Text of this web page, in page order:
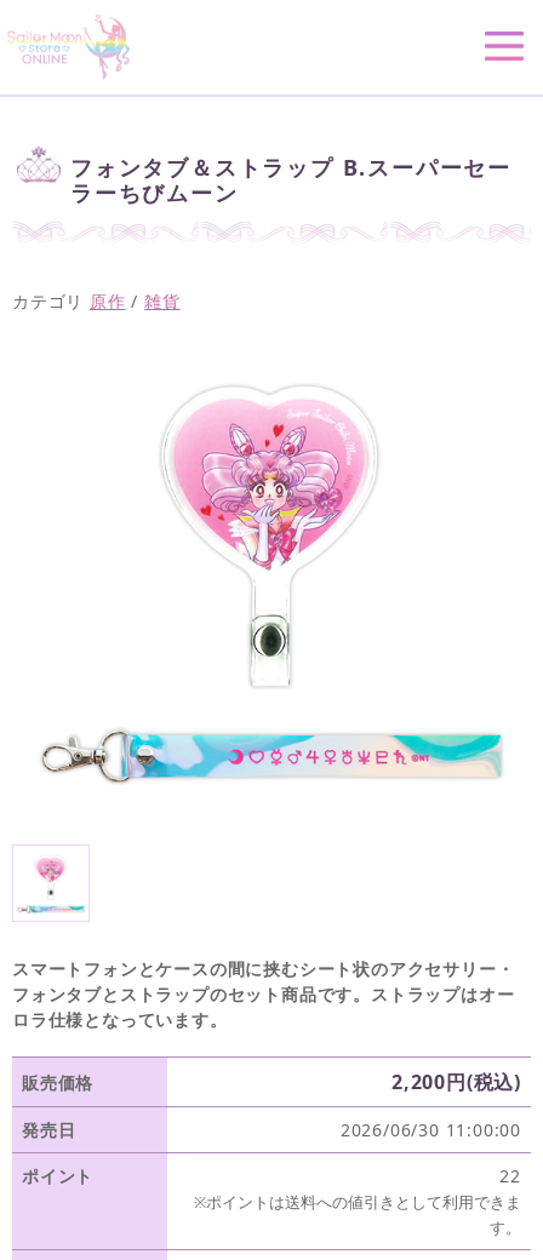
フォンタブ＆ストラップ B.スーパーセー
ラーちびムーン
カテゴリ 原作 /雑貨
スマートフォンとケースの間に挟むシート状のアクセサリー・
フォンタブとストラップのセット商品です。ストラップはオー
ロラ仕様となっています。
販売価格 2,200円(税込)
発売日
2026/06/30 11:00:00
ポイント
22
※ポイントは送料への値引きとして利用できま
す。